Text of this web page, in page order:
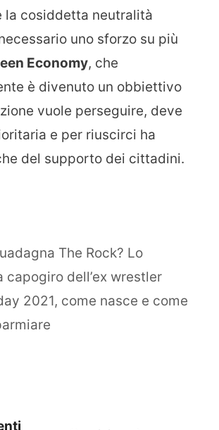
la cosiddetta neutralità
uno sforzo su più
Economy, che
è divenuto un obbiettivo
vuole perseguire, deve
e per riuscirci ha
del supporto dei cittadini.
The Rock? Lo
capogiro dell’ex wrestler
2021, come nasce e come